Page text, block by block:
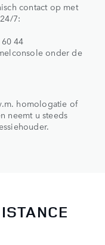
contact op met
7:
44
onder de
homologatie of
neemt u steeds